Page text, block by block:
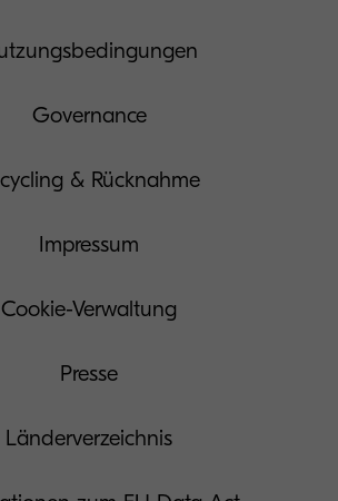
Governance
& Rücknahme
Impressum
Cookie-Verwaltung
Presse
Länderverzeichnis